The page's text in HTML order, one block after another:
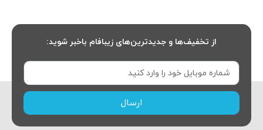
از تخفیف‌ها و جدیدترین‌های زیبافام باخبر شوید:
ارسال